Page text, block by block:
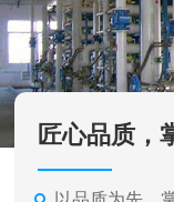
匠心品质，